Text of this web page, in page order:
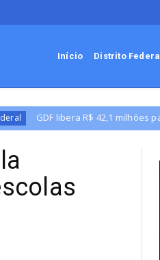
Início Distrito Federal
milhões para programas sociais